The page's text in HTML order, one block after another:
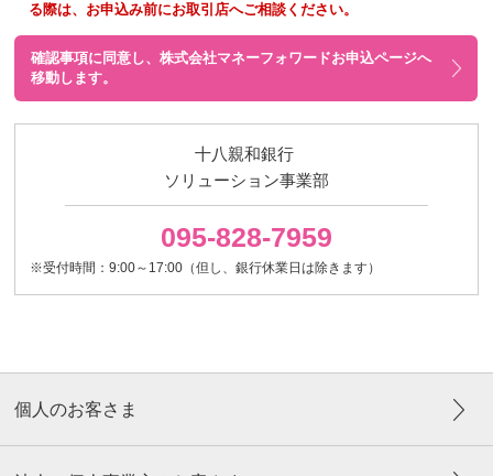
る際は、お申込み前にお取引店へご相談ください。
確認事項に同意し、株式会社マネーフォワードお申込ページへ
移動します。
十八親和銀行
ソリューション事業部
095-828-7959
※受付時間：9:00～17:00（但し、銀行休業日は除きます）
個人のお客さま